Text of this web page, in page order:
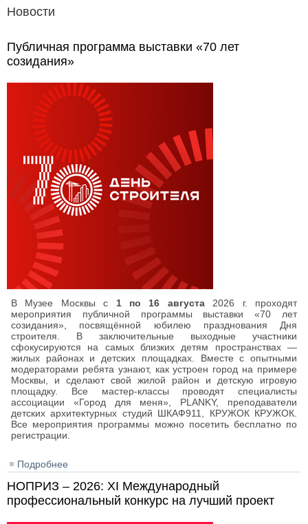
Новости
Публичная программа выставки «70 лет
созидания»
В Музее Москвы с 1 по 16 августа2026 г. проходят
мероприятия публичной программы выставки «70 лет
созидания», посвящённой юбилею празднования Дня
строителя. В заключительные выходные участники
сфокусируются на самых близких детям пространствах —
жилых районах и детских площадках. Вместе с опытными
модераторами ребята узнают, как устроен город на примере
Москвы, и сделают свой жилой район и детскую игровую
площадку. Все мастер-классы проводят специалисты
ассоциации «Город для меня», PLANKY, преподаватели
детских архитектурных студий ШКАФ911, КРУЖОК КРУЖОК.
Все мероприятия программы можно посетить бесплатно по
регистрации.
Подробнее
НОПРИЗ – 2026: XI Международный
профессиональный конкурс на лучший проект